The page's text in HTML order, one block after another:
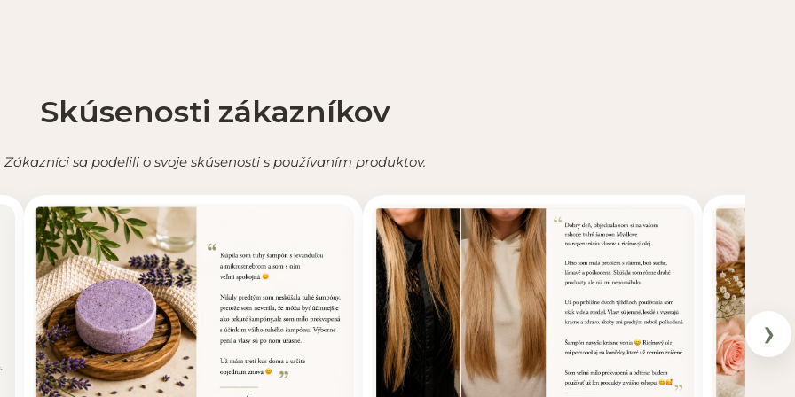
Skúsenosti zákazníkov
Zákazníci sa podelili o svoje skúsenosti s používaním produktov.
❯